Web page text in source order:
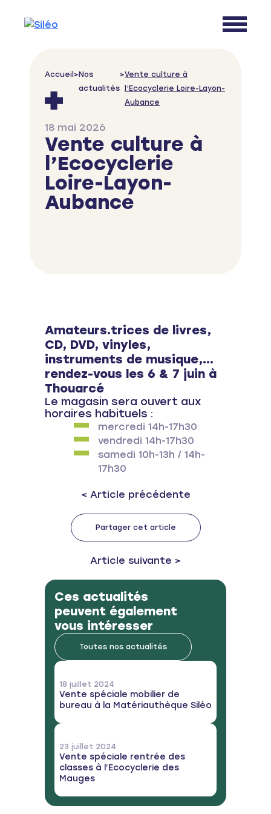
Accueil > Nos
actualités
>Vente culture à
l’Ecocyclerie Loire-Layon-
Aubance
18 mai 2026
Vente culture à
l’Ecocyclerie
Loire-Layon-
Aubance
Amateurs.trices de livres,
CD, DVD, vinyles,
instruments de musique,...
rendez-vous les 6 & 7 juin à
Thouarcé
Le magasin sera ouvert aux
horaires habituels :
mercredi 14h-17h30
vendredi 14h-17h30
samedi 10h-13h / 14h-
17h30
Previous post:
< Article précédente
Partager cet article
Next post:
Article suivante >
Ces actualités
peuvent également
vous intéresser
Toutes nos actualités
18 juillet 2024
Vente spéciale mobilier de
bureau à la Matériauthèque Siléo
23 juillet 2024
Vente spéciale rentrée des
classes à l’Ecocyclerie des
Mauges